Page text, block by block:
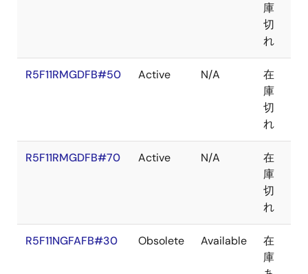
庫
切
れ
R5F11RMGDFB#50 Active N/A
在
庫
切
れ
R5F11RMGDFB#70 Active N/A
在
庫
切
れ
R5F11NGFAFB#30 Obsolete Available
在
庫